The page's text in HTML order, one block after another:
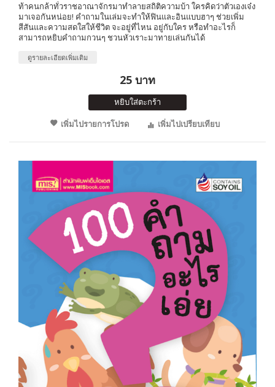
ท้าคนกล้าทั่วราชอาณาจักรมาทำลายสถิติความบ้า ใครคิดว่าตัวเองเจ๋ง
มาเจอกันหน่อย! คำถามในเล่มจะทำให้ฟินและอินแบบฮาๆ ช่วยเพิ่ม
สีสันและความสดใสให้ชีวิต จะอยู่ที่ไหน อยู่กับใคร หรือทำอะไรก็
สามารถหยิบคำถามกวนๆ ชวนหัวเราะมาทายเล่นกันได้
ดูรายละเอียดเพิ่มเติม
25 บาท
หยิบใส่ตะกร้า
เพิ่มไปรายการโปรด
เพิ่มไปเปรียบเทียบ